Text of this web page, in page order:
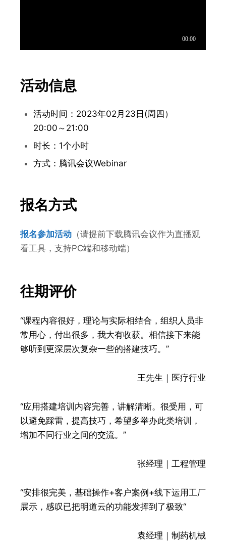
活动信息
活动时间：2023年02月23日(周四）
20:00～21:00
时长：1个小时
方式：腾讯会议Webinar
报名方式
报名参加活动 （请提前下载腾讯会议作为直播观
看工具，支持PC端和移动端）
往期评价
“课程内容很好，理论与实际相结合，组织人员非
常用心，付出很多，我大有收获。相信接下来能
够听到更深层次复杂一些的搭建技巧。”
王先生｜医疗行业
“应用搭建培训内容完善，讲解清晰。很受用，可
以避免踩雷，提高技巧，希望多举办此类培训，
增加不同行业之间的交流。”
张经理｜工程管理
“安排很完美，基础操作+客户案例+线下运用工厂
展示，感叹已把明道云的功能发挥到了极致“
袁经理｜制药机械